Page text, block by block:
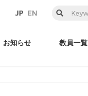
お知らせ 教員一覧